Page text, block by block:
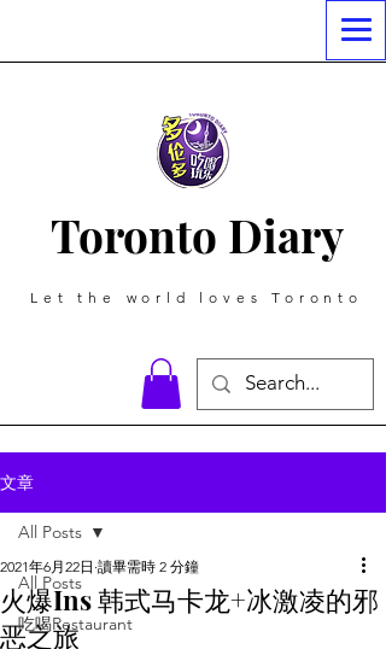
Toronto Diary
Let the world loves Toronto
文章
All Posts
吃喝Restaurant
All Posts
火爆Ins 韩式马卡龙+冰激凌的邪
恶之旅
2021年6月22日 讀畢需時 2 分鐘